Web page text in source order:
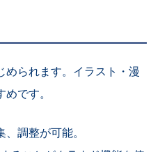
められます。イラスト・漫
です。
調整が可能。